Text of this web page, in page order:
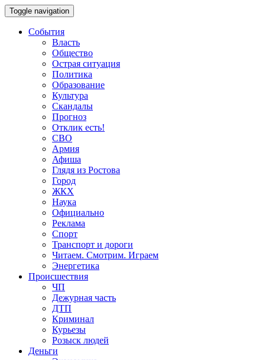
Toggle navigation
События
Власть
Общество
Острая ситуация
Политика
Образование
Культура
Скандалы
Прогноз
Отклик есть!
СВО
Армия
Афиша
Глядя из Ростова
Город
ЖКХ
Наука
Официально
Реклама
Спорт
Транспорт и дороги
Читаем. Смотрим. Играем
Энергетика
Происшествия
ЧП
Дежурная часть
ДТП
Криминал
Курьезы
Розыск людей
Деньги